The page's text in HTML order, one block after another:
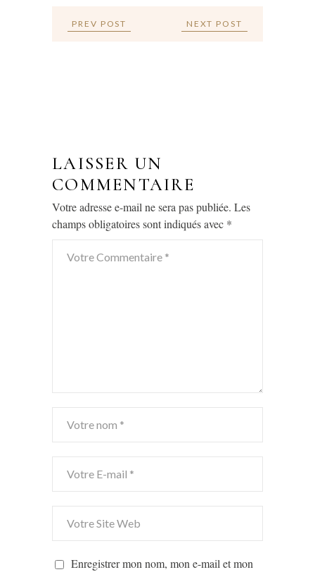
PREV POST NEXT POST
LAISSER UN
COMMENTAIRE
Votre adresse e-mail ne sera pas publiée. Les
champs obligatoires sont indiqués avec *
Enregistrer mon nom, mon e-mail et mon